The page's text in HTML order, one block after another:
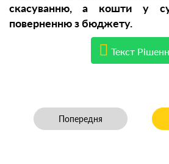
скасуванню, а коштиу
поверненню з бюджету.
Текст
Попередня стаття: Як
Попередня